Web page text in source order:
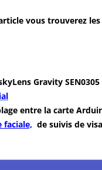
vous trouverez
Gravity SEN0305
entre la carte
faciale, de suivis de